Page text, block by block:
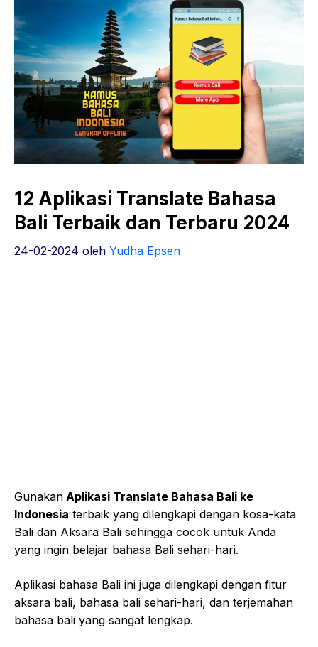
12 Aplikasi Translate Bahasa
Bali Terbaik dan Terbaru 2024
24-02-2024 oleh Yudha Epsen
Gunakan Aplikasi Translate Bahasa Bali ke
Indonesia terbaik yang dilengkapi dengan kosa-kata
Bali dan Aksara Bali sehingga cocok untuk Anda
yang ingin belajar bahasa Bali sehari-hari.
Aplikasi bahasa Bali ini juga dilengkapi dengan fitur
aksara bali, bahasa bali sehari-hari, dan terjemahan
bahasa bali yang sangat lengkap.